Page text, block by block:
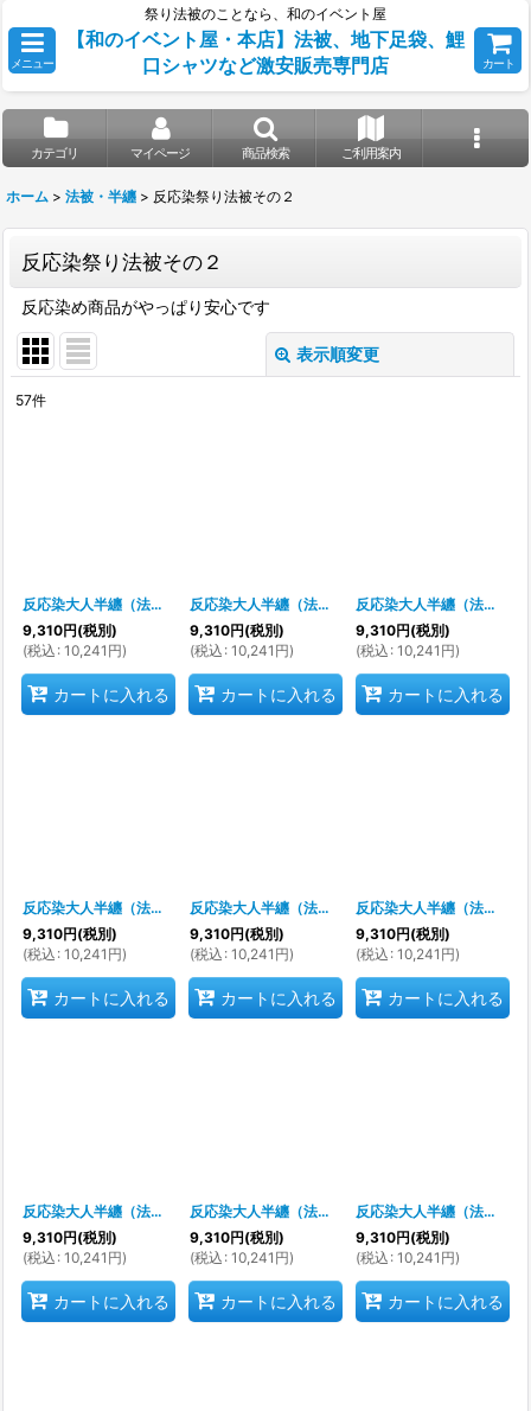
祭り法被のことなら、和のイベント屋
メニュー
【和のイベント屋・本店】法被、地下足袋、鯉
口シャツなど激安販売専門店
カート
カテゴリ マイページ 商品検索 ご利用案内
ホーム > 法被・半纏 > 反応染祭り法被その２
反応染祭り法被その２
反応染め商品がやっぱり安心です
表示順変更
57件
反応染大人半纏（法被） s9336]
9,310円(税別)
(税込 : 10,241 円)
カートに入れる
反応染大人半纏（法被） s9338]
9,310円(税別)
(税込 : 10,241 円)
カートに入れる
反応染大人半纏（法被）
9,310円(税別)
(税込 : 10,241 円)
カートに入れる
反応染大人半纏（法被） s9343]
9,310円(税別)
(税込 : 10,241 円)
カートに入れる
反応染大人半纏（法被） s9344]
9,310円(税別)
(税込 : 10,241 円)
カートに入れる
反応染大人半纏（法被）
9,310円(税別)
(税込 : 10,241 円)
カートに入れる
反応染大人半纏（法被） s9346]
9,310円(税別)
(税込 : 10,241 円)
カートに入れる
反応染大人半纏（法被） s9274]
9,310円(税別)
(税込 : 10,241 円)
カートに入れる
反応染大人半纏（法被）
9,310円(税別)
(税込 : 10,241 円)
カートに入れる